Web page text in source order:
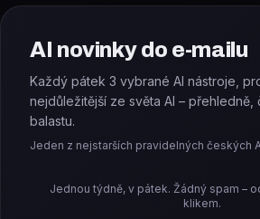
AI novinky do e-mailu
Každý pátek 3 vybrané AI nástroje,
nejdůležitější ze světa AI – přehledně,
balastu.
Jeden z nejstarších pravidelných českých
Jednou týdně, v pátek. Žádný spam –
klikem.